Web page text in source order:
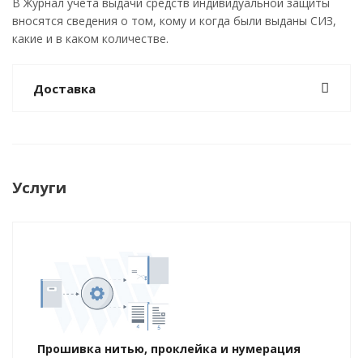
вносятся сведения о том, кому и когда были выданы СИЗ,
какие и в каком количестве.
Доставка
Услуги
Прошивка нитью, проклейка и нумерация